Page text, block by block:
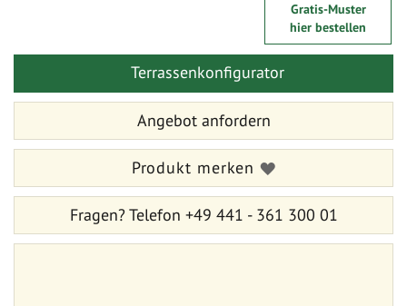
Gratis-Muster
hier bestellen
Bildergalerie
Bildergalerie
Terrassenkonfigurator
Angebot anfordern
Produkt merken
Fragen?Telefon +49 441 - 361 300 01